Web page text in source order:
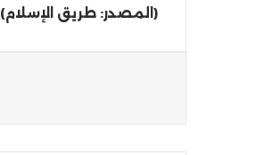
(المصدر: طريق الإسلام)